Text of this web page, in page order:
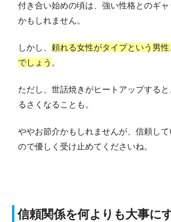
付き合い始めの頃は、強い性格とのギ
かもしれません。
しかし、 頼れる女性がタイプという男
でしょう 。
ただし、世話焼きがヒートアップする
るさくなることも。
ややお節介かもしれませんが、信頼し
ので優しく受け止めてくださいね。
信頼関係を何よりも大事に